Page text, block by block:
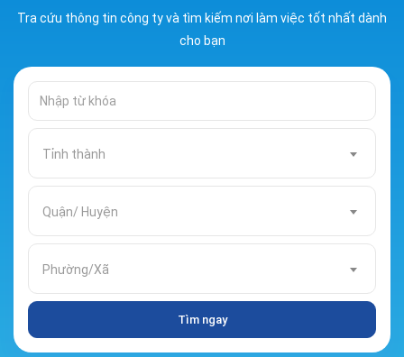
Tra cứu thông tin công ty và tìm kiếm nơi làm việc tốt nhất dành
cho bạn
Tỉnh thành
Quận/ Huyện
Phường/Xã
Tìm ngay